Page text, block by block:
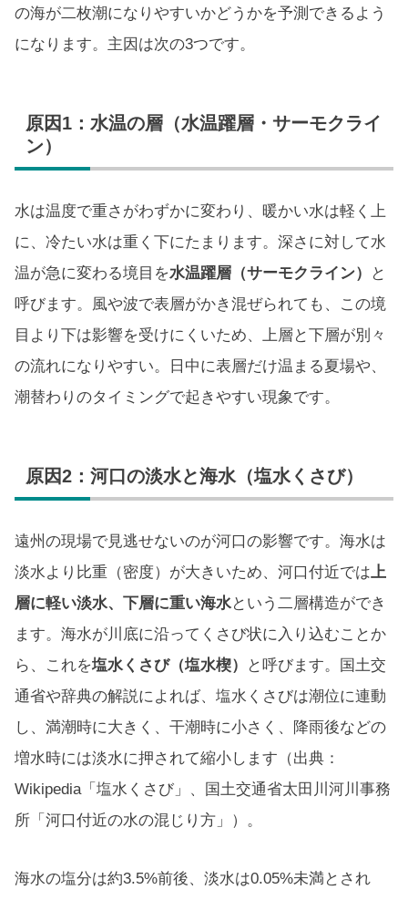
の海が二枚潮になりやすいかどうかを予測できるよう
になります。主因は次の3つです。
原因1：水温の層（水温躍層・サーモクライ
ン）
水は温度で重さがわずかに変わり、暖かい水は軽く上
に、冷たい水は重く下にたまります。深さに対して水
温が急に変わる境目を水温躍層（サーモクライン）
と
呼びます。風や波で表層がかき混ぜられても、この境
目より下は影響を受けにくいため、上層と下層が別々
の流れになりやすい。日中に表層だけ温まる夏場や、
潮替わりのタイミングで起きやすい現象です。
原因2：河口の淡水と海水（塩水くさび）
遠州の現場で見逃せないのが河口の影響です。海水は
淡水より比重（密度）が大きいため、河口付近では 上
層に軽い淡水、下層に重い海水という二層構造ができ
ます。海水が川底に沿ってくさび状に入り込むことか
ら、これを塩水くさび（塩水楔）
と呼びます。国土交
通省や辞典の解説によれば、塩水くさびは潮位に連動
し、満潮時に大きく、干潮時に小さく、降雨後などの
増水時には淡水に押されて縮小します（出典：
Wikipedia「塩水くさび」、国土交通省太田川河川事務
所「河口付近の水の混じり方」）。
海水の塩分は約3.5%前後、淡水は0.05%未満とされ